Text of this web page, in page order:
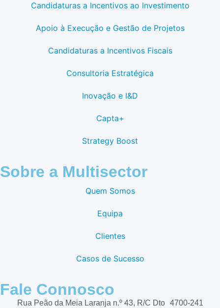
Candidaturas a Incentivos ao Investimento
Apoio à Execução e Gestão de Projetos
Candidaturas a Incentivos Fiscais
Consultoria Estratégica
Inovação e I&D
Capta+
Strategy Boost
Sobre a Multisector
Quem Somos
Equipa
Clientes
Casos de Sucesso
Fale Connosco
Rua Peão da Meia Laranja n.º 43, R/C Dto 4700-241